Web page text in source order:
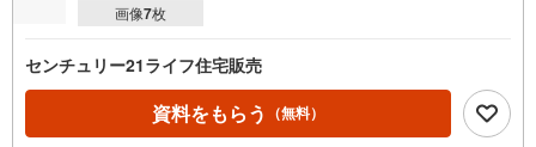
画像7枚
センチュリー21ライフ住宅販売
資料をもらう （無料）